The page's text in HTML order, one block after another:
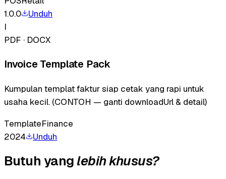
1.0.0
Unduh
I
PDF · DOCX
Invoice Template Pack
Kumpulan templat faktur siap cetak yang rapi untuk
usaha kecil. (CONTOH — ganti downloadUrl & detail)
TemplateFinance
2024
Unduh
Butuh yang lebih khusus?